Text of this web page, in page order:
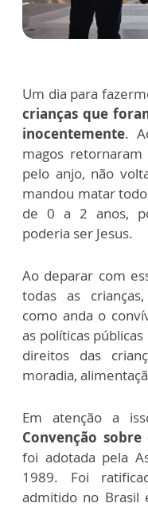
Um dia para
crianças que
inocentemente.
magos
pelo anjo, não
mandou matar
de 0 a 2 anos,
poderia ser Jesus.
Ao deparar com
todas as
como anda o
as políticas
direitos das
moradia,
Em atenção a
Convenção
foi adotada pela
1989. Foi
admitido no Brasil